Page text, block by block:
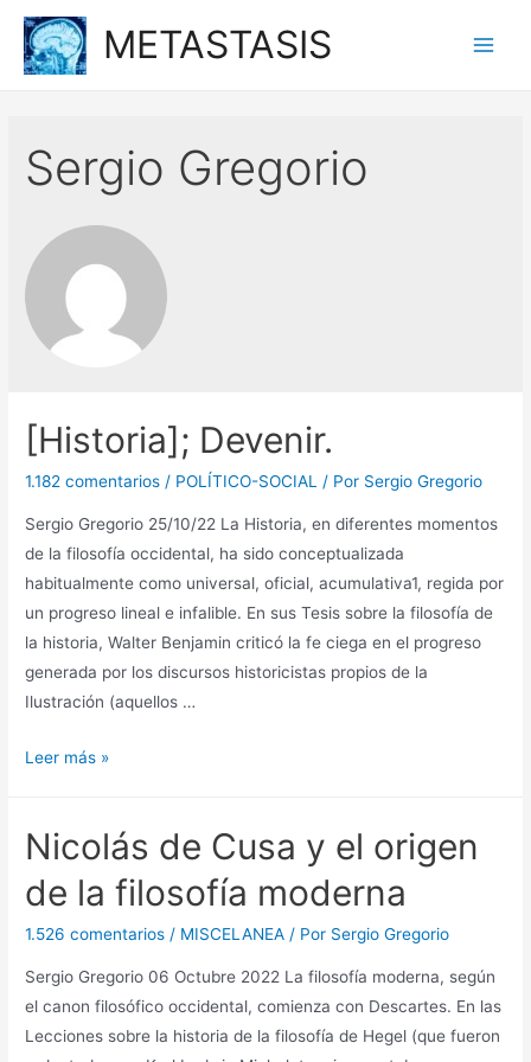
contenido
METASTASIS
Sergio Gregorio
[Historia]; Devenir.
1.182 comentarios / POLÍTICO-SOCIAL / Por Sergio Gregorio
Sergio Gregorio 25/10/22 La Historia, en diferentes momentos
de la filosofía occidental, ha sido conceptualizada
habitualmente como universal, oficial, acumulativa1, regida por
un progreso lineal e infalible. En sus Tesis sobre la filosofía de
la historia, Walter Benjamin criticó la fe ciega en el progreso
generada por los discursos historicistas propios de la
Ilustración (aquellos …
[Historia];
Leer más »
Nicolás de Cusa y el origen
de la filosofía moderna
1.526 comentarios / MISCELANEA / Por Sergio Gregorio
Sergio Gregorio 06 Octubre 2022 La filosofía moderna, según
el canon filosófico occidental, comienza con Descartes. En las
Lecciones sobre la historia de la filosofía de Hegel (que fueron